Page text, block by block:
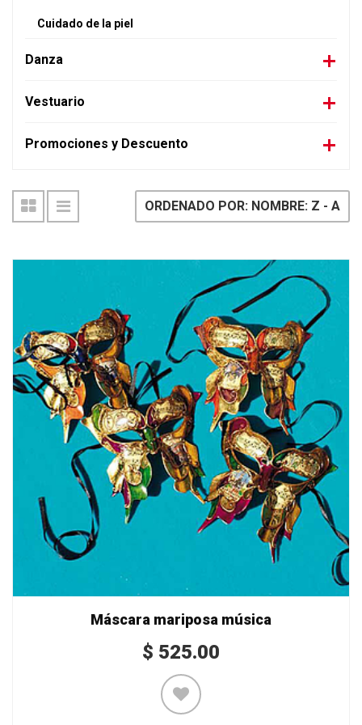
Cuidado de la piel
Danza
Vestuario
Promociones y Descuento
ORDENADO POR: NOMBRE: Z - A
Máscara mariposa música
$ 525.00